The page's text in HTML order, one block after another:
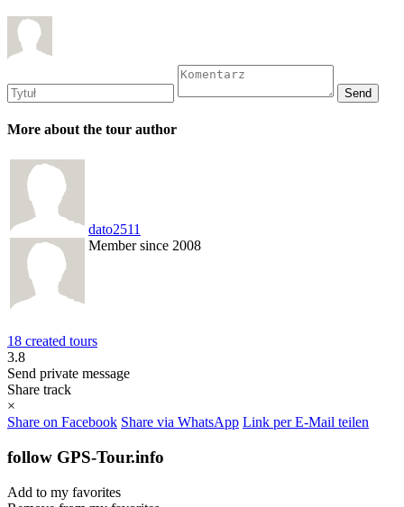
More about the tour author
dato2511
Member since 2008
18 created tours
3.8
Send private message
Share track
×
Share on Facebook Share via WhatsApp Link per E-Mail teilen
follow GPS-Tour.info
Add to my favorites